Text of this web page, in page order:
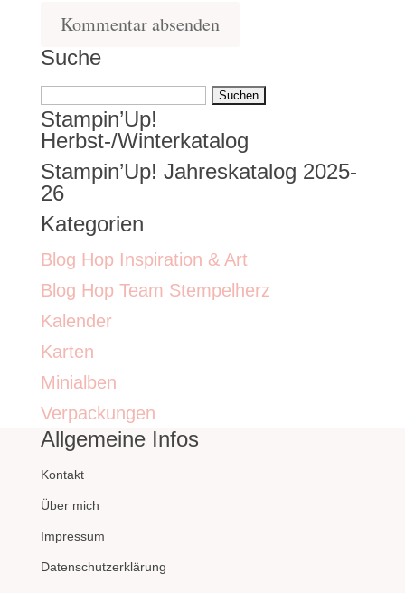
Suche
Suchen
nach:
Stampin’Up!
Herbst-/Winterkatalog
Stampin’Up! Jahreskatalog 2025-
26
Kategorien
Blog Hop Inspiration & Art
Blog Hop Team Stempelherz
Kalender
Karten
Minialben
Verpackungen
Allgemeine Infos
Kontakt
Über mich
Impressum
Datenschutzerklärung